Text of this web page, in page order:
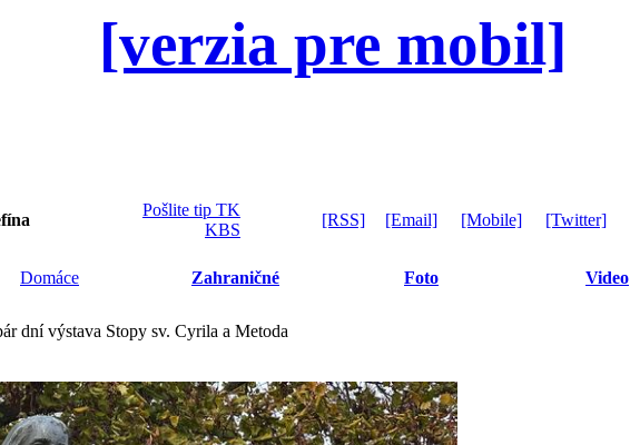
[verzia pre mobil]
Pošlite tip TK
KBS
[RSS] [Email] [Mobile] [Twitter]
Domáce Zahraničné Foto Video
dní výstava Stopy sv. Cyrila a Metoda